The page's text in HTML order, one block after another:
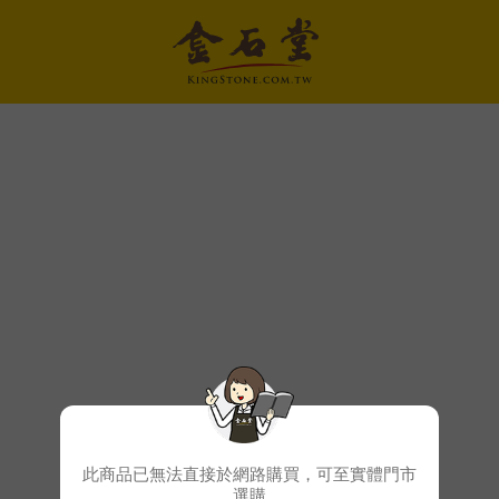
此商品已無法直接於網路購買，可至實體門市
選購